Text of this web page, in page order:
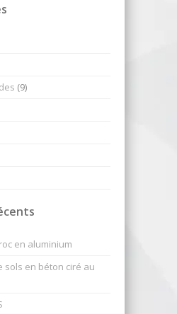
(9)
en aluminium
sols en béton ciré au